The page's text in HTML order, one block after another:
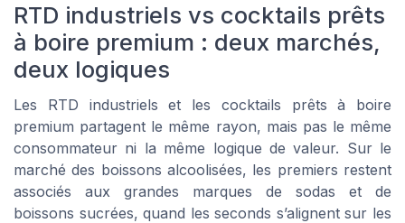
RTD industriels vs cocktails prêts
à boire premium : deux marchés,
deux logiques
Les RTD industriels et les cocktails prêts à boire
premium partagent le même rayon, mais pas le même
consommateur ni la même logique de valeur. Sur le
marché des boissons alcoolisées, les premiers restent
associés aux grandes marques de sodas et de
boissons sucrées, quand les seconds s’alignent sur les